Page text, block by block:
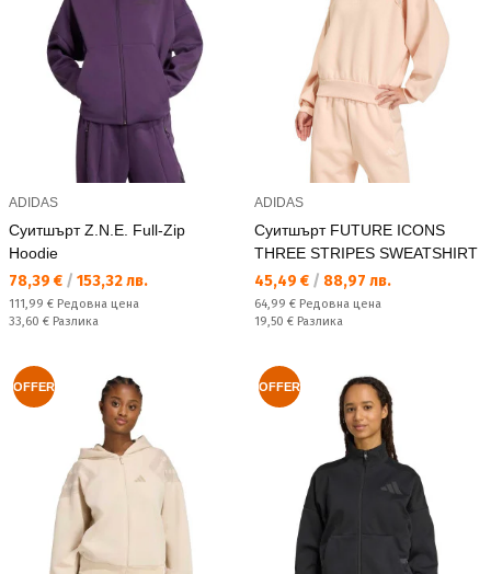
ADIDAS
Суитшърт Z.N.E. Full-Zip
Hoodie
Текуща цена:
78,39 € / 153,32 лв.
Редовна цена:
111,99 € Редовна цена
Спестявате:
33,60 € Разлика
ADIDAS
Суитшърт FUTURE ICONS
THREE STRIPES SWEATSHIRT
Текуща цена:
45,49 € / 88,97 лв.
Редовна цена:
64,99 € Редовна цена
Спестявате:
19,50 € Разлика
OFFER OFFER